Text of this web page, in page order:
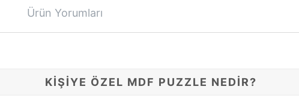
Ürün Yorumları
KİŞİYE ÖZEL MDF PUZZLE NEDİR?